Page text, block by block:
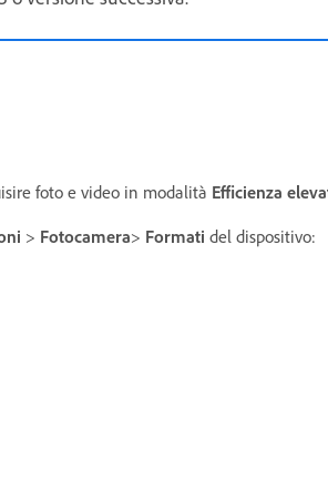
foto e video in modalità Efficienza
> Fotocamera> Formati del dispositivo: